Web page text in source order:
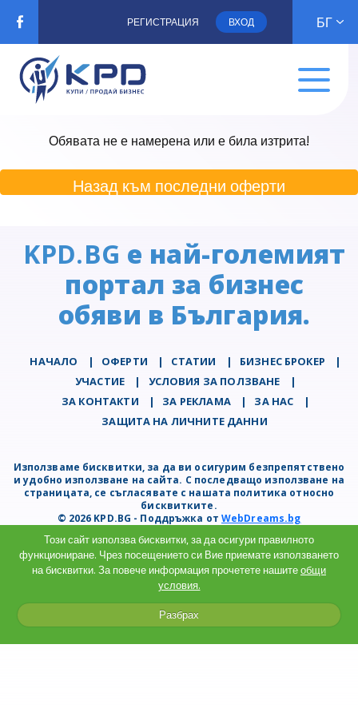
РЕГИСТРАЦИЯ ВХОД БГ
Обявата не е намерена или е била изтрита!
Назад към последни оферти
KPD.BG е най-големият
портал за бизнес
обяви в България.
НАЧАЛО | ОФЕРТИ | СТАТИИ | БИЗНЕС БРОКЕР
|
УЧАСТИЕ
| УСЛОВИЯ ЗА ПОЛЗВАНЕ
|
ЗА КОНТАКТИ
| ЗА РЕКЛАМА | ЗА НАС
|
ЗАЩИТА НА ЛИЧНИТЕ ДАННИ
Използваме бисквитки, за да ви осигурим безпрепятствено
и удобно използване на сайта. С последващо използване на
страницата, се съгласявате с нашата политика относно
бисквитките.
© 2026 KPD.BG - Поддръжка отWebDreams.bg
Този сайт използва бисквитки, за да осигури правилното
функциониране. Чрез посещението си Вие приемате използването
на бисквитки. За повече информация прочетете нашитеобщи
условия.
Разбрах